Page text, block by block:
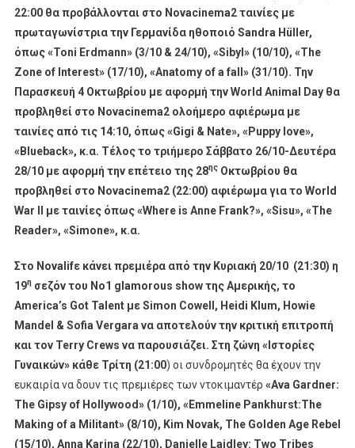
22:00 θα προβάλλονται στο Novacinema2 ταινίες με
πρωταγωνίστρια την Γερμανίδα ηθοποιό Sandra Hüller,
όπως «Toni Erdmann» (3/10 & 24/10), «Sibyl » (10/10), «Τ he
Zone of Interest» (17/10), «Anatomy ofa fall » (31/10). Την
Παρασκευή 4 Οκτωβρίου με αφορμή τηνWorld Animal Dayθα
προβληθεί στο Novacinema2 ολοήμερο αφιέρωμα με
ταινίες από τις 14:10, όπως «Gigi & Nate», «Puppy love»,
«Blueback», κ.α. Τέλος το τριήμερο Σάββατο 26/10-Δευτέρα
28/10 με αφορμή την επέτειο της 28ηςΟκτωβρίου θα
προβληθεί στο Ν ovacinema2 (22:00) αφιέρωμα για το World
War
με ταινίες όπως «Where is Anne Frank?», «Sisu», «The
Reader», «Simone», κ.α.
Στο Novalifε κάνει πρεμιέρα από την Κυριακή 20/10 (21:30) η
19ησεζόν του Νο1 glamorous showτης Αμερικής, το
America’s Got TalentμεSimon Cowell , Heidi Klum, Howie
Mandel & Sofia Vergara να αποτελούν την κριτική επιτροπή
και τον Terry Crews να παρουσιάζει. Στη ζώνη «Ιστορίες
Γυναικών» κάθε Τρίτη (21:00) οι συνδρομητές θα έχουν την
ευκαιρία να δουν τις πρεμιέρες των ντοκιμαντέρ «Ava Gardner:
The Gipsy of Hollywood» (1/10), «Emmeline Pankhurst:The
Making ofa Militant» (8/10), Kim Novak, The Golden Age Rebel
(15/10), Anna Karina (22/10), Danielle Laidley: Two Tribes